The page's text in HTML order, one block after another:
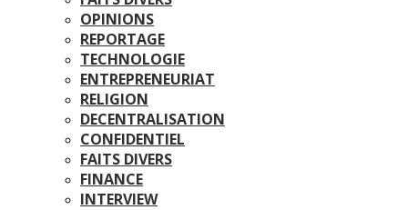
OPINIONS
REPORTAGE
TECHNOLOGIE
ENTREPRENEURIAT
RELIGION
DECENTRALISATION
CONFIDENTIEL
FAITS DIVERS
FINANCE
INTERVIEW